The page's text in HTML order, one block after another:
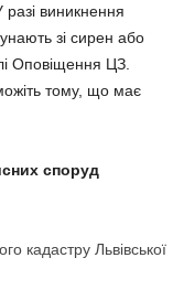
виникнення
зі сирен або
Оповіщення ЦЗ.
тому, що має
споруд
кадастру Львівської